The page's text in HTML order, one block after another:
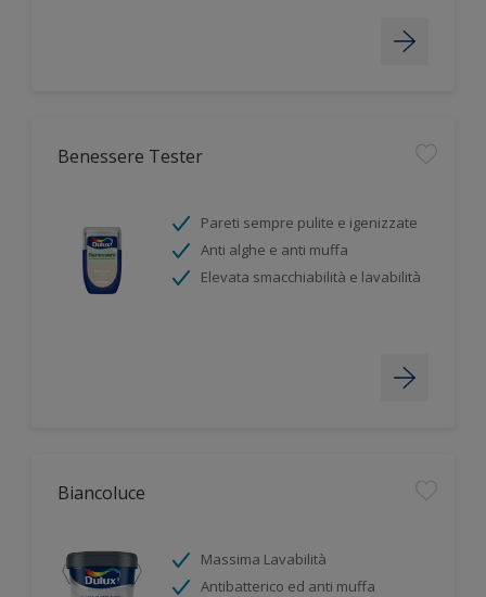
Benessere Tester
Pareti sempre pulite e igenizzate
Anti alghe e anti muffa
Elevata smacchiabilità e lavabilità
Biancoluce
Massima Lavabilità
Antibatterico ed anti muffa